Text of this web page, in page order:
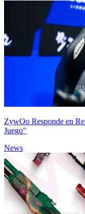
ZywOo Responde en
Juego"
News